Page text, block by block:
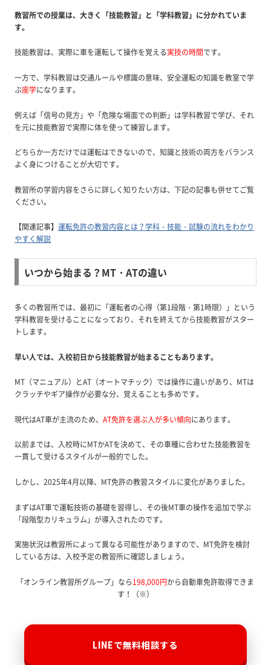
教習所での授業は、大きく「技能教習」と「学科教習」に分かれていま
す。
技能教習は、実際に車を運転して操作を覚える実技の時間です。
一方で、学科教習は交通ルールや標識の意味、安全運転の知識を教室で学
ぶ座学になります。
例えば「信号の見方」や「危険な場面での判断」は学科教習で学び、それ
を元に技能教習で実際に体を使って練習します。
どちらか一方だけでは運転はできないので、知識と技術の両方をバランス
よく身につけることが大切です。
教習所の学習内容をさらに詳しく知りたい方は、下記の記事も併せてご覧
ください。
【関連記事】 運転免許の教習内容とは？学科・技能・試験の流れをわかり
やすく解説
いつから始まる？MT・ATの違い
多くの教習所では、最初に「運転者の心得（第1段階・第1時限）」という
学科教習を受けることになっており、それを終えてから技能教習がスター
トします。
早い人では、入校初日から技能教習が始まることもあります。
MT（マニュアル）とAT（オートマチック）では操作に違いがあり、MTは
クラッチやギア操作が必要な分、覚えることも多めです。
現代はAT車が主流のため、 AT免許を選ぶ人が多い傾向にあります。
以前までは、入校時にMTかATを決めて、その車種に合わせた技能教習を
一貫して受けるスタイルが一般的でした。
しかし、2025年4月以降、MT免許の教習スタイルに変化がありました。
まずはAT車で運転技術の基礎を習得し、その後MT車の操作を追加で学ぶ
「段階型カリキュラム」が導入されたのです。
実施状況は教習所によって異なる可能性がありますので、MT免許を検討
している方は、入校予定の教習所に確認しましょう。
「オンライン教習所グループ」なら198,000円から自動車免許取得できま
す！（※）
LINEで無料相談する